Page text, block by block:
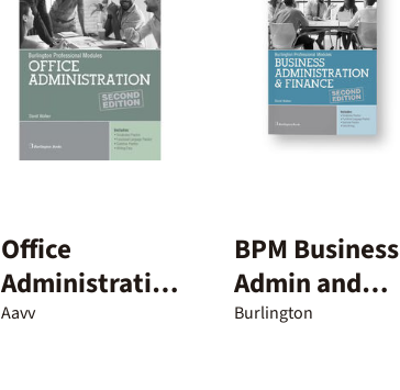
Office
Administratio
n Work Book
Aavv
BPM Business
Admin and
Finance WB
Burlington